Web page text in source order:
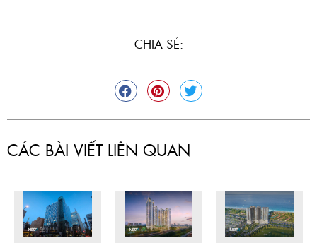
CHIA SẺ:
CÁC BÀI VIẾT LIÊN QUAN